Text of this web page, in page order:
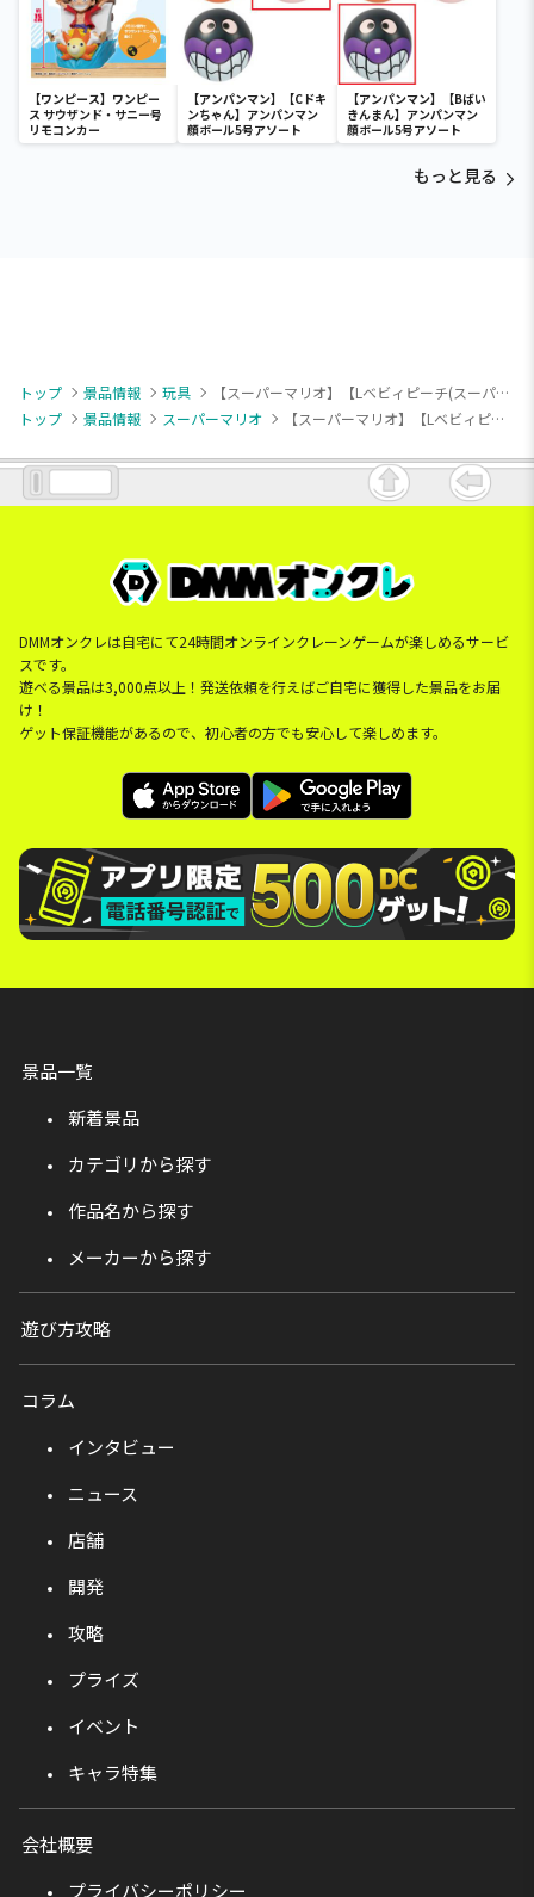
【ワンピース】ワンピー
ス サウザンド・サニー号
リモコンカー
【アンパンマン】【Cドキ
ンちゃん】アンパンマン
顔ボール5号アソート
【アンパンマン】【Bばい
きんまん】アンパンマン
顔ボール5号アソート
もっと見る
トップ 景品情報 玩具
【スーパーマリオ】【Lベビィピーチ(スーパープクプク)】マリオカートDX ツアーアソート
トップ
景品情報 スーパーマリオ 【スーパーマリオ】【Lベビィピーチ(スーパープクプク)】マリオカートDX ツアーアソート
DMMオンクレは自宅にて24時間オンラインクレーンゲームが楽しめるサービ
スです。
遊べる景品は3,000点以上！発送依頼を行えばご自宅に獲得した景品をお届
け！
ゲット保証機能があるので、初心者の方でも安心して楽しめます。
景品一覧
新着景品
カテゴリから探す
作品名から探す
メーカーから探す
遊び方攻略
コラム
インタビュー
ニュース
店舗
開発
攻略
プライズ
イベント
キャラ特集
会社概要
プライバシーポリシー